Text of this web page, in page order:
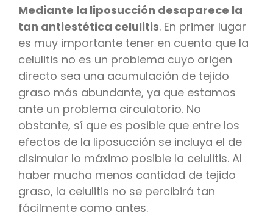
Mediante la liposucción desaparece la
tan antiestética celulitis. En primer lugar
es muy importante tener en cuenta que la
celulitis no es un problema cuyo origen
directo sea una acumulación de tejido
graso más abundante, ya que estamos
ante un problema circulatorio. No
obstante, sí que es posible que entre los
efectos de la liposucción se incluya el de
disimular lo máximo posible la celulitis. Al
haber mucha menos cantidad de tejido
graso, la celulitis no se percibirá tan
fácilmente como antes.